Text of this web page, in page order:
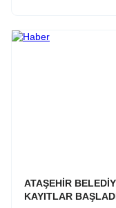
ATAŞEHİR
KAYITLAR